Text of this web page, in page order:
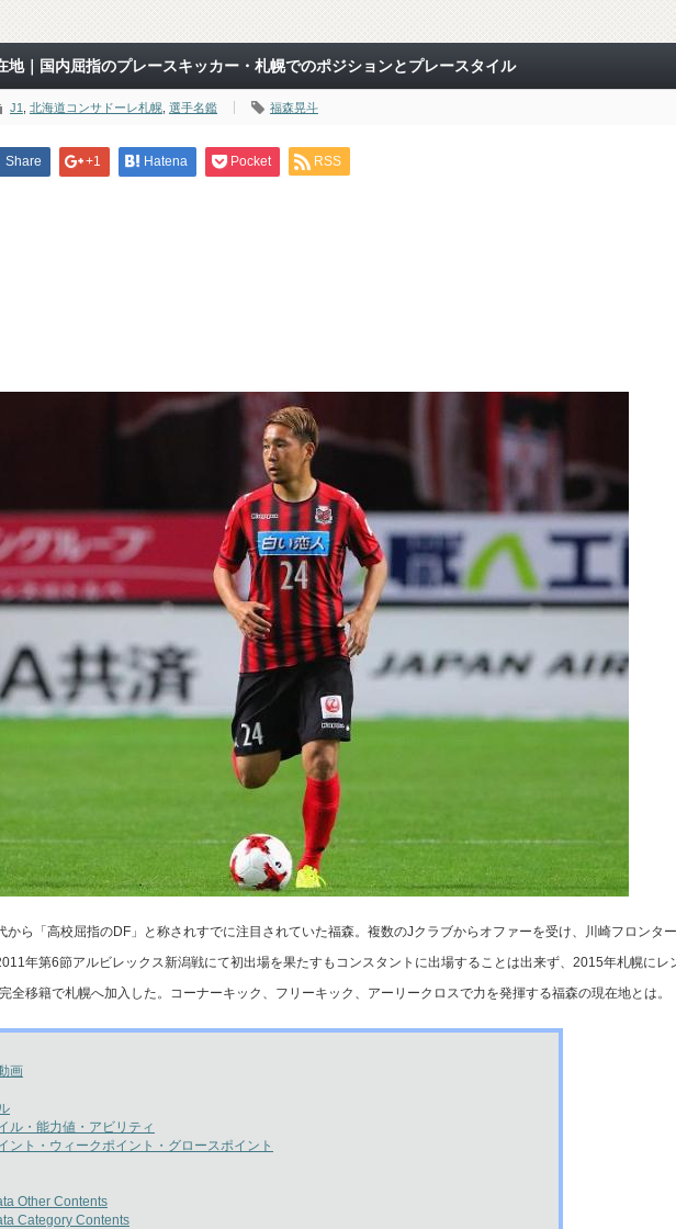
地｜国内屈指のプレースキッカー・札幌でのポジションとプレースタイル
J1 北海道コンサドーレ札幌 選手名鑑 福森晃斗
Share +1 Hatena Pocket RSS
ら「高校屈指のDF」と称されすでに注目されていた福森。複数のJクラブからオファーを受け、川崎フロンタ
年第6節アルビレックス新潟戦にて初出場を果たすもコンスタントに出場することは出来ず、2015年札幌にレ
全移籍で札幌へ加入した。コーナーキック、フリーキック、アーリークロスで力を発揮する福森の現在地とは。
画
ル・能力値・アビリティ
ント・ウィークポイント・グロースポイント
Other Contents
Category Contents